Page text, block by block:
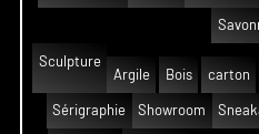
Sculpture
Argile
Bois carton
Sérigraphie Showroom